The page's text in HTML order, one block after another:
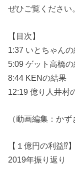
ぜひご覧ください
【目次】
1:37 いとちゃん
5:09 ゲット高橋
8:44 KENの結果
12:19 億り人井村
（動画編集：か
【１億円の利益⁉
2019年振り返り